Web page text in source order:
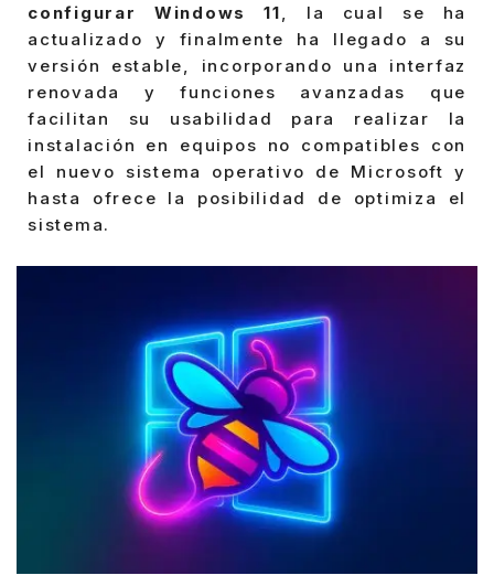
configurar Windows 11, la cual se ha
actualizado y finalmente ha llegado a su
versión estable, incorporando una interfaz
renovada y funciones avanzadas que
facilitan su usabilidad para realizar la
instalación en equipos no compatibles con
el nuevo sistema operativo de Microsoft y
hasta ofrece la posibilidad de optimiza el
sistema.